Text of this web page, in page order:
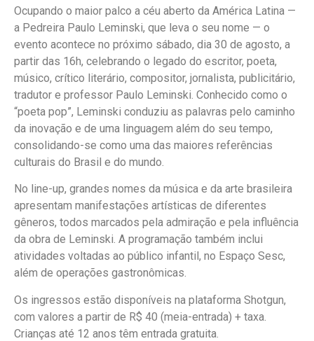
Ocupando o maior palco a céu aberto da América Latina —
a Pedreira Paulo Leminski, que leva o seu nome — o
evento acontece no próximo sábado, dia 30 de agosto, a
partir das 16h, celebrando o legado do escritor, poeta,
músico, crítico literário, compositor, jornalista, publicitário,
tradutor e professor Paulo Leminski. Conhecido como o
“poeta pop”, Leminski conduziu as palavras pelo caminho
da inovação e de uma linguagem além do seu tempo,
consolidando-se como uma das maiores referências
culturais do Brasil e do mundo.
No line-up, grandes nomes da música e da arte brasileira
apresentam manifestações artísticas de diferentes
gêneros, todos marcados pela admiração e pela influência
da obra de Leminski. A programação também inclui
atividades voltadas ao público infantil, no Espaço Sesc,
além de operações gastronômicas.
Os ingressos estão disponíveis na plataforma Shotgun,
com valores a partir de R$ 40 (meia-entrada) + taxa.
Crianças até 12 anos têm entrada gratuita.